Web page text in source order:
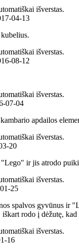
išverstas.
išverstas.
išverstas.
apdailos
išverstas.
ir jis atrodo
išverstas.
spalvos gyvūnus ir
rodo į dėžutę,
išverstas.